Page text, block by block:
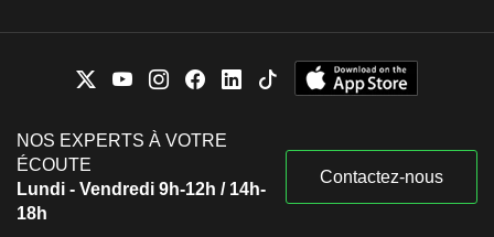
NOS EXPERTS À VOTRE
ÉCOUTE
Lundi - Vendredi 9h-12h / 14h-
18h
Contactez-nous